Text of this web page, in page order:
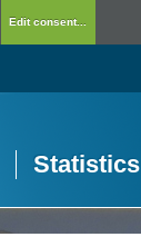
Edit consent...
Statistics